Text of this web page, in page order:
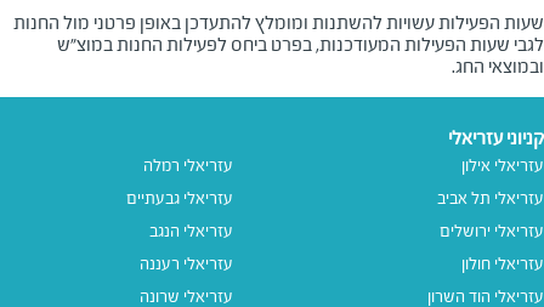
שעות הפעילות עשויות להשתנות ומומלץ להתעדכן באופן פרטני מול החנות
לגבי שעות הפעילות המעודכנות, בפרט ביחס לפעילות החנות במוצ"ש
ובמוצאי החג.
קניוני עזריאלי
עזריאלי אילון
עזריאלי תל אביב
עזריאלי ירושלים
עזריאלי חולון
עזריאלי הוד השרון
עזריאלי רמלה
עזריאלי גבעתיים
עזריאלי הנגב
עזריאלי רעננה
עזריאלי שרונה